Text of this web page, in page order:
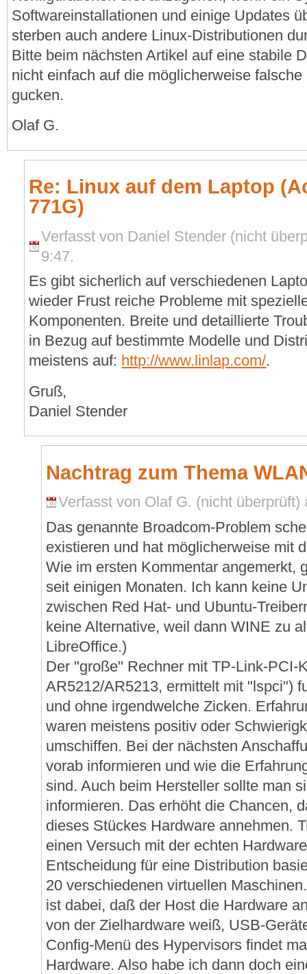
Softwareinstallationen und einige Updates
sterben auch andere Linux-Distributionen
Bitte beim nächsten Artikel auf eine stabile
nicht einfach auf die möglicherweise
gucken.
Olaf G.
Re: Linux auf dem Laptop
771G)
Verfasst von Daniel Stender (nicht
9:47.
Es gibt sicherlich auf verschiedenen
wieder Frust reiche Probleme mit
Komponenten. Breite und detaillierte
in Bezug auf bestimmte Modelle und
meistens auf: http://www.linlap.com/.
Gruß,
Daniel Stender
Nachtrag zum Thema
Verfasst von Olaf G. (nicht
Das genannte Broadcom-Problem
existieren und hat möglicherweise mit
Wie im ersten Kommentar angemerkt,
seit einigen Monaten. Ich kann keine
zwischen Red Hat- und Ubuntu-
keine Alternative, weil dann WINE zu
LibreOffice.)
Der "große" Rechner mit TP-Link-PCI-
AR5212/AR5213, ermittelt mit "lspci")
und ohne irgendwelche Zicken.
waren meistens positiv oder
umschiffen. Bei der nächsten
vorab informieren und wie die
sind. Auch beim Hersteller sollte man
informieren. Das erhöht die Chancen,
dieses Stückes Hardware annehmen.
einen Versuch mit der echten
Entscheidung für eine Distribution
20 verschiedenen virtuellen
ist dabei, daß der Host die Hardware
von der Zielhardware weiß, USB-
Config-Menü des Hypervisors findet
Hardware. Also habe ich dann doch